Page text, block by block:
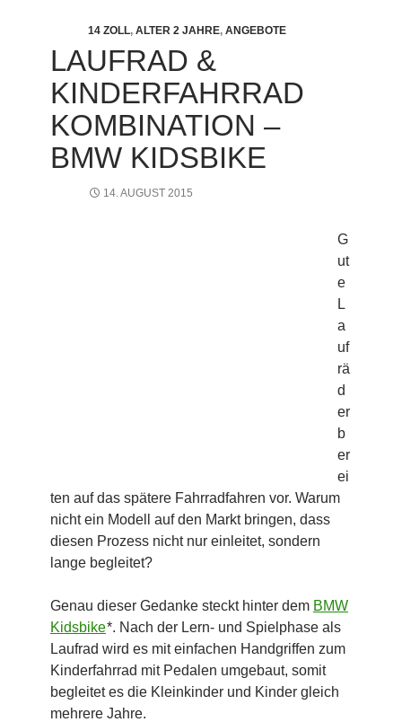
14 ZOLL, ALTER 2 JAHRE, ANGEBOTE
LAUFRAD &
KINDERFAHRRAD
KOMBINATION –
BMW KIDSBIKE
14. AUGUST 2015
G
ut
e
L
a
uf
rä
d
er
b
er
ei
ten auf das spätere Fahrradfahren vor. Warum
nicht ein Modell auf den Markt bringen, dass
diesen Prozess nicht nur einleitet, sondern
lange begleitet?
Genau dieser Gedanke steckt hinter dem BMW
Kidsbike*. Nach der Lern- und Spielphase als
Laufrad wird es mit einfachen Handgriffen zum
Kinderfahrrad mit Pedalen umgebaut, somit
begleitet es die Kleinkinder und Kinder gleich
mehrere Jahre.